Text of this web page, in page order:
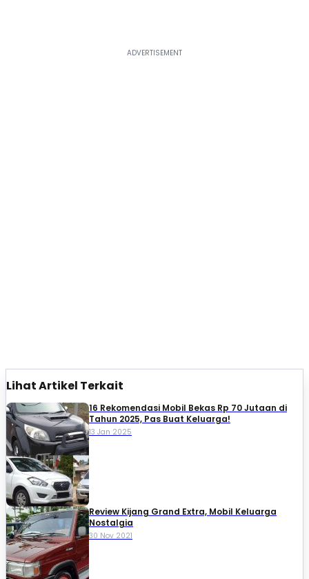
Lihat Artikel Terkait
16 Rekomendasi Mobil Bekas Rp 70 Jutaan di
Tahun 2025, Pas Buat Keluarga!
13 Jan 2025
Review Kijang Grand Extra, Mobil Keluarga
Nostalgia
30 Nov 2021